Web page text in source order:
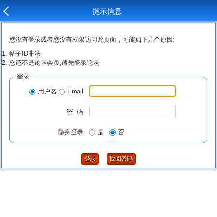
提示信息
您没有登录或者您没有权限访问此页面，可能如下几个原因:
帖子ID非法
您还不是论坛会员,请先登录论坛
登录
用户名 Email
密 码
隐身登录 是 否